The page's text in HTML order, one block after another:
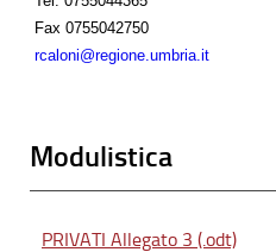
Fax 0755042750
rcaloni@regione.umbria.it
Modulistica
PRIVATI Allegato 3 (.odt)